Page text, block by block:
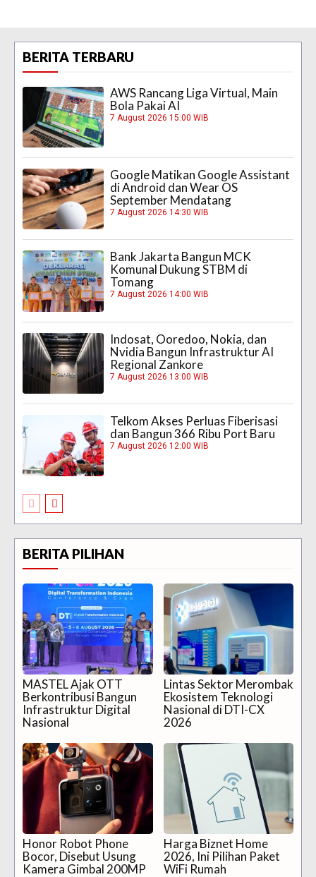
BERITA TERBARU
AWS Rancang Liga Virtual, Main
Bola Pakai AI
7 August 2026 15:00 WIB
Google Matikan Google Assistant
di Android dan Wear OS
September Mendatang
7 August 2026 14:30 WIB
Bank Jakarta Bangun MCK
Komunal Dukung STBM di
Tomang
7 August 2026 14:00 WIB
Indosat, Ooredoo, Nokia, dan
Nvidia Bangun Infrastruktur AI
Regional Zankore
7 August 2026 13:00 WIB
Telkom Akses Perluas Fiberisasi
dan Bangun 366 Ribu Port Baru
7 August 2026 12:00 WIB
BERITA PILIHAN
MASTEL Ajak OTT
Berkontribusi Bangun
Infrastruktur Digital
Nasional
Lintas Sektor Merombak
Ekosistem Teknologi
Nasional di DTI-CX
2026
Honor Robot Phone
Bocor, Disebut Usung
Kamera Gimbal 200MP
Harga Biznet Home
2026, Ini Pilihan Paket
WiFi Rumah